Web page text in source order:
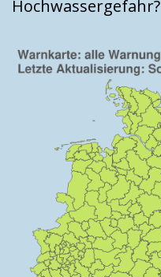
Hochwassergefahr?